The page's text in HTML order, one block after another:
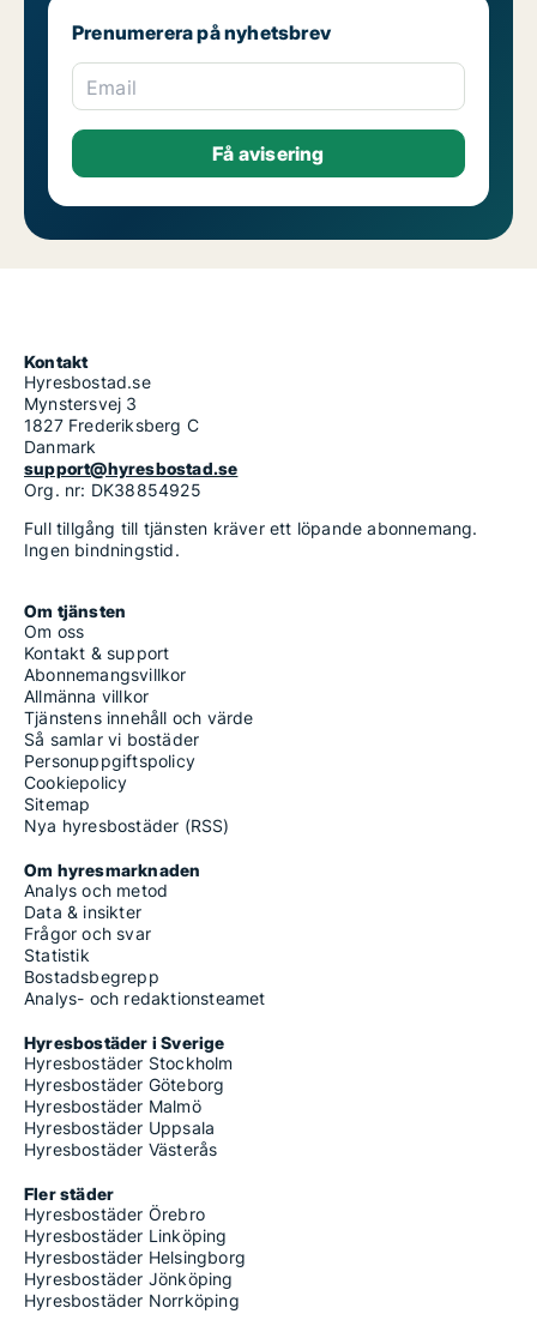
Prenumerera på nyhetsbrev
Email
Kontakt
Hyresbostad.se
Mynstersvej 3
1827 Frederiksberg C
Danmark
support@hyresbostad.se
Org. nr: DK38854925
Full tillgång till tjänsten kräver ett löpande abonnemang.
Ingen bindningstid.
Om tjänsten
Om oss
Kontakt & support
Abonnemangsvillkor
Allmänna villkor
Tjänstens innehåll och värde
Så samlar vi bostäder
Personuppgiftspolicy
Cookiepolicy
Sitemap
Nya hyresbostäder (RSS)
Om hyresmarknaden
Analys och metod
Data & insikter
Frågor och svar
Statistik
Bostadsbegrepp
Analys- och redaktionsteamet
Hyresbostäder i Sverige
Hyresbostäder Stockholm
Hyresbostäder Göteborg
Hyresbostäder Malmö
Hyresbostäder Uppsala
Hyresbostäder Västerås
Fler städer
Hyresbostäder Örebro
Hyresbostäder Linköping
Hyresbostäder Helsingborg
Hyresbostäder Jönköping
Hyresbostäder Norrköping